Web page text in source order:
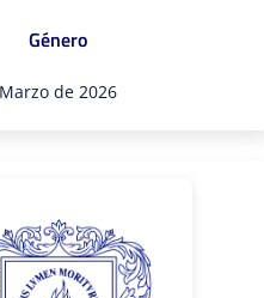
Género
Marzo de 2026